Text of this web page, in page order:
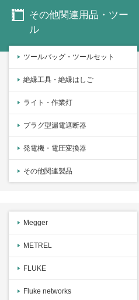
その他関連用品・ツー
ル
ツールバッグ・ツールセット
絶縁工具・絶縁はしご
ライト・作業灯
プラグ型漏電遮断器
発電機・電圧変換器
その他関連製品
Megger
METREL
FLUKE
Fluke networks